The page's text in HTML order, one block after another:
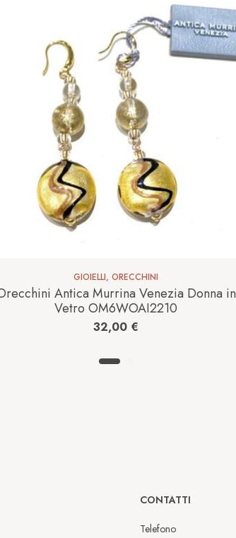
GIOIELLI, ORECCHINI
Antica Murrina Venezia Donna in
Vetro OM6WOAI2210
32,00 €
CONTATTI
Telefono